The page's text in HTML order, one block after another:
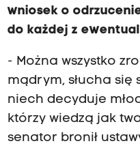
wniosek o
do każdej z
- Można wszystko
mądrym, słucha się
niech decyduje
którzy wiedzą jak
senator bronił